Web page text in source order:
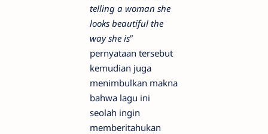
telling a woman she
looks beautiful the
way she is”
pernyataan tersebut
kemudian juga
menimbulkan makna
bahwa lagu ini
seolah ingin
memberitahukan